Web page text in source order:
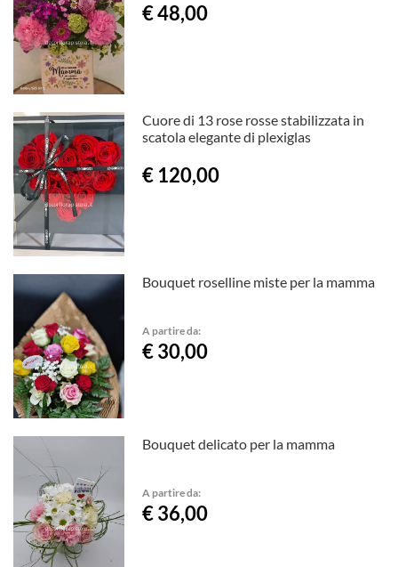
€ 48,00
Cuore di 13 rose rosse stabilizzata in
scatola elegante di plexiglas
€ 120,00
Bouquet roselline miste per la mamma
A partire da:
€ 30,00
Bouquet delicato per la mamma
A partire da:
€ 36,00